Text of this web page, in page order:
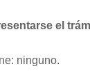
el
ninguno.